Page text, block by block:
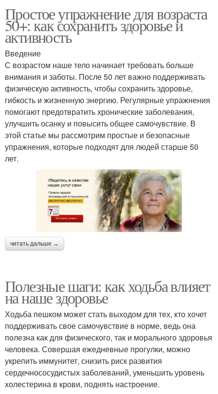
Простое упражнение для возраста
50+: как сохранить здоровье и
активность
Введение
С возрастом наше тело начинает требовать больше
внимания и заботы. После 50 лет важно поддерживать
физическую активность, чтобы сохранить здоровье,
гибкость и жизненную энергию. Регулярные упражнения
помогают предотвратить хронические заболевания,
улучшить осанку и повысить общее самочувствие. В
этой статье мы рассмотрим простые и безопасные
упражнения, которые подходят для людей старше 50
лет.
читать дальше →
Полезные шаги: как ходьба влияет
на наше здоровье
Ходьба пешком может стать выходом для тех, кто хочет
поддерживать свое самочувствие в норме, ведь она
полезна как для физического, так и морального здоровья
человека. Совершая ежедневные прогулки, можно
укрепить иммунитет, снизить риск развития
сердечнососудистых заболеваний, уменьшить уровень
холестерина в крови, поднять настроение.